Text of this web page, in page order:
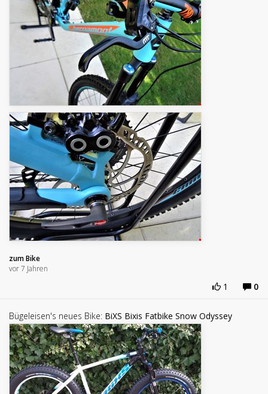
zum Bike
vor 7 Jahren
1 0
Bügeleisen's neues Bike: BiXS Bixis Fatbike Snow Odyssey